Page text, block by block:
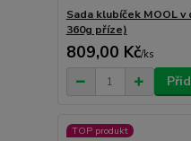
Sada klubíček MOOL
360g příze)
809,00 Kč/ks
TOP produkt